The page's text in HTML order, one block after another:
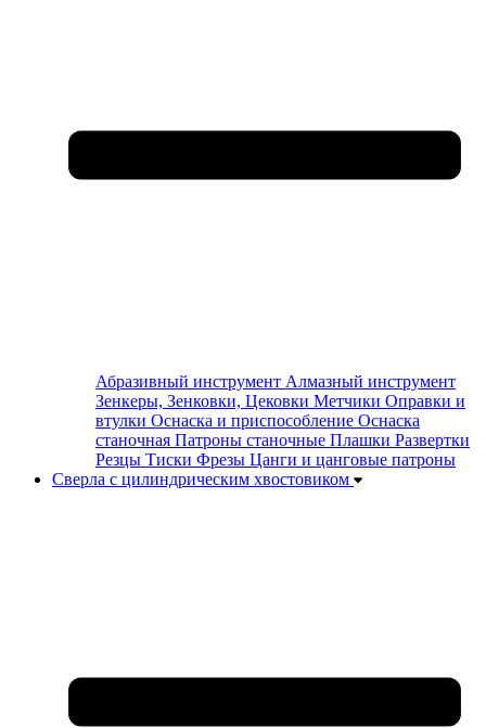
Абразивный инструмент Алмазный инструмент
Зенкеры, Зенковки, Цековки Метчики Оправки и
втулки Оснаска и приспособление Оснаска
станочная Патроны станочные Плашки Развертки
Резцы Тиски Фрезы Цанги и цанговые патроны
Сверла с цилиндрическим хвостовиком